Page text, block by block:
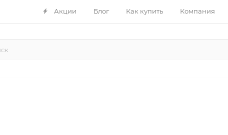
Акции Блог Как купить Компания